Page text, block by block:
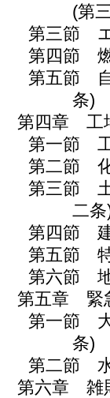
(第
第三節
第四節
第五節
条)
第四章
工
第一節
第二節
第三節
二条
第四節
第五節
第六節
第五章
緊
第一節
条)
第二節
第六章
雑